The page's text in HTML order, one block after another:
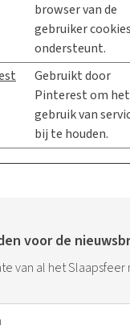
browser van de
gebruiker cookies
ondersteunt.
Gebruikt door
Pinterest om het
gebruik van
bij te houden.
voor de
van al het Slaapsfeer